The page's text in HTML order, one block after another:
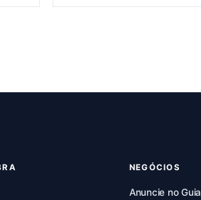
NEGÓCIOS
Anuncie no Guia